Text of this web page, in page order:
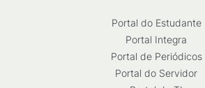
Portal do Estudante
Portal Integra
Portal de Periódicos
Portal do Servidor